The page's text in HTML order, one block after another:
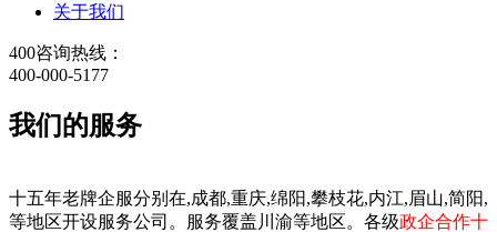
关于我们
400咨询热线：
400-000-5177
我们的服务
十五年老牌企服分别在,成都,重庆,绵阳,攀枝花,内江,眉山,简阳,
等地区开设服务公司。服务覆盖川渝等地区。各级政企合作十